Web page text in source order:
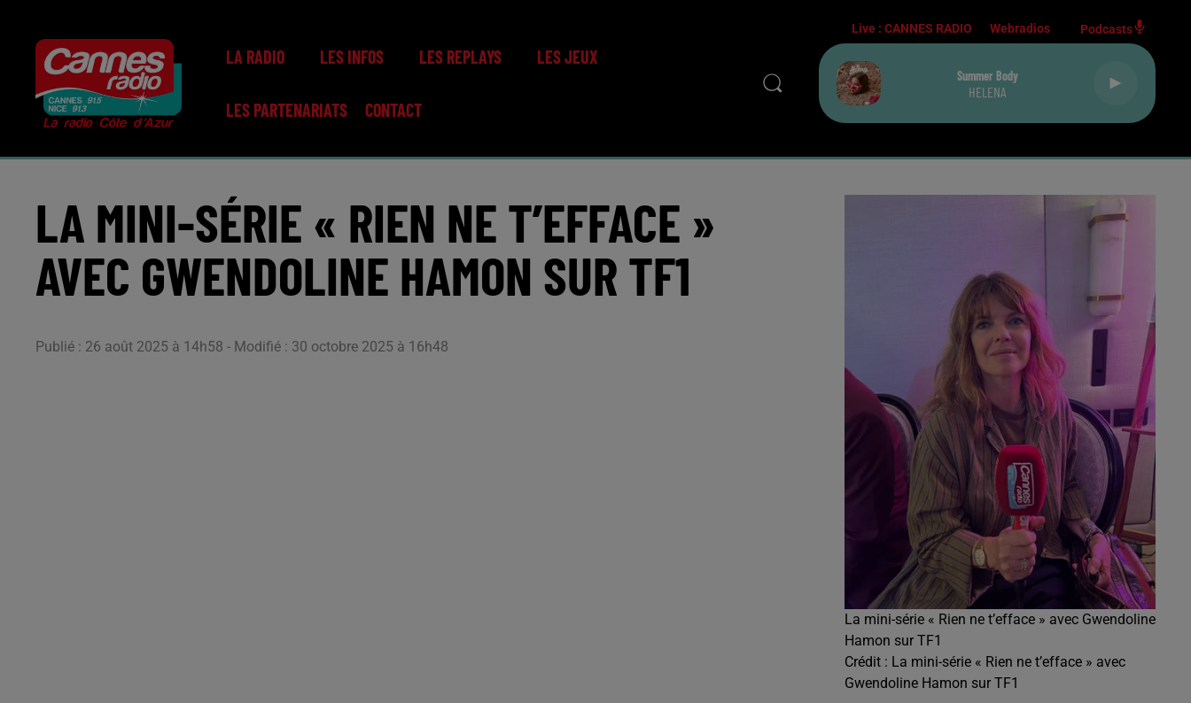
LA RADIO LES INFOS LES REPLAYS LES JEUX
LES PARTENARIATS CONTACT
Live :CANNES RADIO Webradios Podcasts
Summer Body
HELENA
LA MINI-SÉRIE « RIEN NE T’EFFACE »
AVEC GWENDOLINE HAMON SUR TF1
Publié : 26 août 2025 à 14h58 - Modifié : 30 octobre 2025 à 16h48
La mini-série « Rien ne t’efface » avec Gwendoline
Hamon sur TF1
Crédit : La mini-série « Rien ne t’efface » avec
Gwendoline Hamon sur TF1